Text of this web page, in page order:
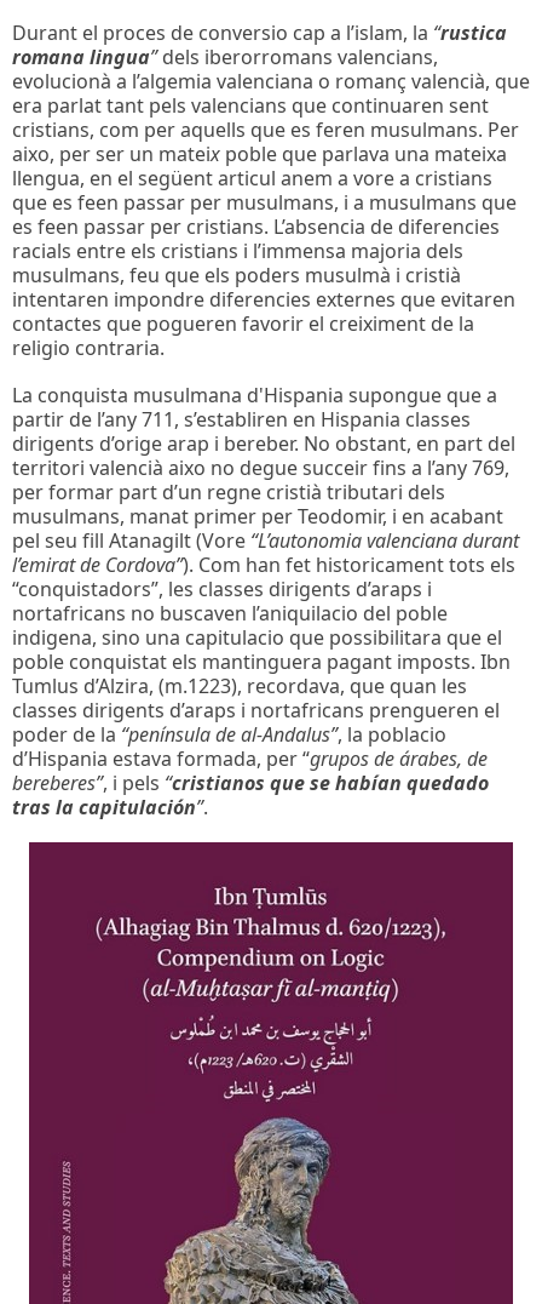
Durant el proces de conversio cap a l’islam, la “rustica
romana lingua”dels iberorromans valencians,
evolucionà a l’algemia valenciana o romanç valencià, que
era parlat tant pels valencians que continuaren sent
cristians, com per aquells que es feren musulmans. Per
aixo, per ser un mateix poble que parlava una mateixa
llengua, en el següent articul anem a vore a cristians
que es feen passar per musulmans, i a musulmans que
es feen passar per cristians. L’absencia de diferencies
racials entre els cristians i l’immensa majoria dels
musulmans, feu que els poders musulmà i cristià
intentaren impondre diferencies externes que evitaren
contactes que pogueren favorir el creiximent de la
religio contraria.
La conquista musulmana d'Hispania supongue que a
partir de l’any 711, s’establiren en Hispania classes
dirigents d’orige arap i bereber. No obstant, en part del
territori valencià aixo no degue succeir fins a l’any 769,
per formar part d’un regne cristià tributari dels
musulmans, manat primer per Teodomir, i en acabant
pel seu fill Atanagilt (Vore “L’autonomia valenciana durant
l’emirat de Cordova”). Com han fet historicament tots els
“conquistadors”, les classes dirigents d’araps i
nortafricans no buscaven l’aniquilacio del poble
indigena, sino una capitulacio que possibilitara que el
poble conquistat els mantinguera pagant imposts. Ibn
Tumlus d’Alzira, (m.1223), recordava, que quan les
classes dirigents d’araps i nortafricans prengueren el
poder de la “península de al-Andalus”, la poblacio
d’Hispania estava formada, per “grupos de árabes, de
bereberes”, i pels “cristianos que se habían quedado
tras la capitulación”.